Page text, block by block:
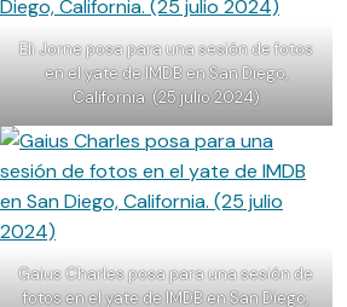
Eli Jorne posa para una sesión de fotos
en el yate de IMDB en San Diego,
California. (25 julio 2024)
Gaius Charles posa para una sesión de
fotos en el yate de IMDB en San Diego,